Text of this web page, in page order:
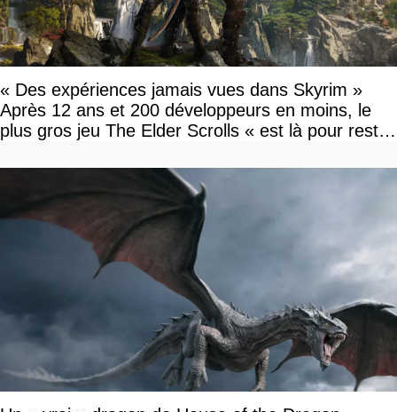
« Des expériences jamais vues dans Skyrim »
Après 12 ans et 200 développeurs en moins, le
plus gros jeu The Elder Scrolls « est là pour rester